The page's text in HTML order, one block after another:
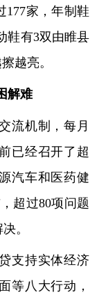
177家，年制鞋
鞋有3双由睢县
越亮。
解难
流机制，每月
已经召开了超
汽车和医药健
超过80项问题
。
支持实体经济
等八大行动，